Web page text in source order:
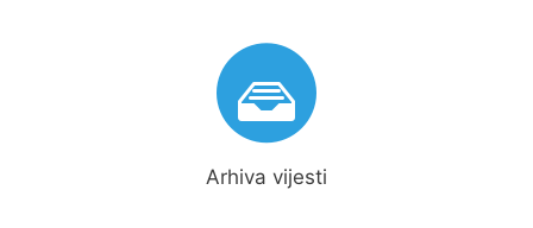
Arhiva vijesti